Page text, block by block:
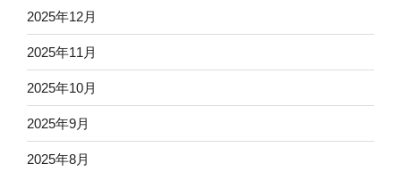
2025年12月
2025年11月
2025年10月
2025年9月
2025年8月